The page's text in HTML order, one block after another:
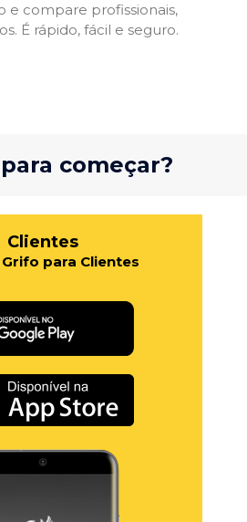
e compare profissionais,
É rápido, fácil e seguro.
começar?
Clientes
Grifo para Clientes